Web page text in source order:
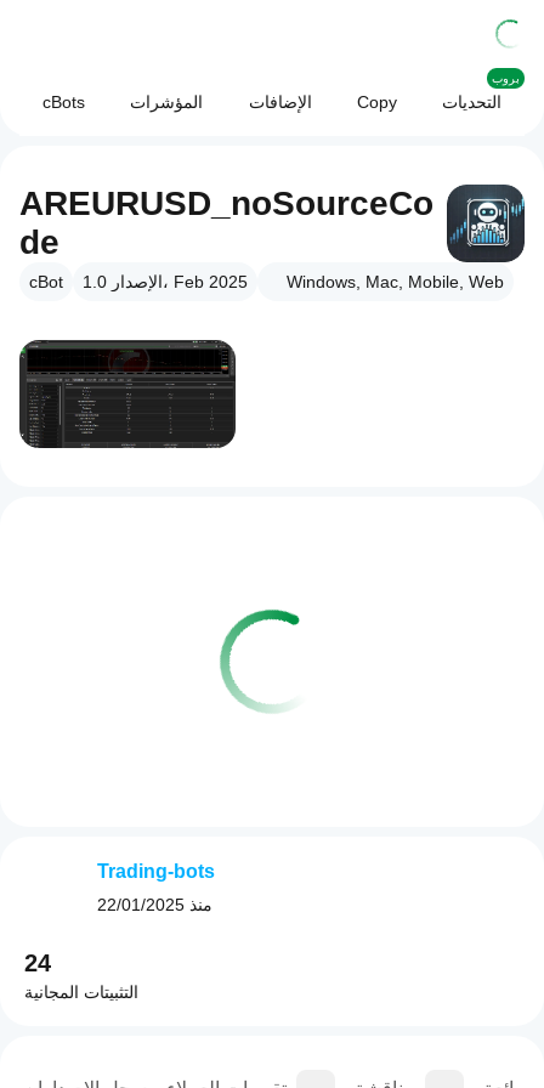
cBots المؤشرات الإضافات Copy التحديات
بروب
AREURUSD_noSourceCo
de
cBot الإصدار 1.0، Feb 2025 Windows, Mac, Mobile, Web
Trading-bots
منذ 22/01/2025
24
التثبيتات المجانية